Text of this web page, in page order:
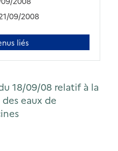
09/2008
liés
18/09/08 relatif à la
eaux de